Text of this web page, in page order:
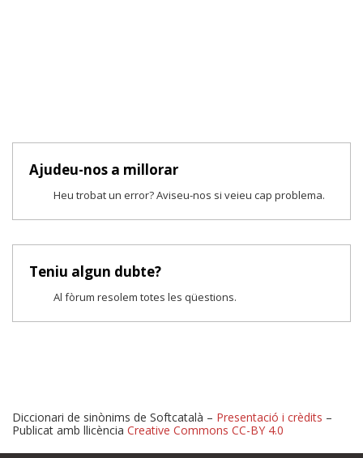
Ajudeu-nos a millorar
Heu trobat un error? Aviseu-nos si veieu cap problema.
Teniu algun dubte?
Al fòrum resolem totes les qüestions.
Diccionari de sinònims de Softcatalà – Presentació i crèdits –
Publicat amb llicència Creative Commons CC-BY 4.0